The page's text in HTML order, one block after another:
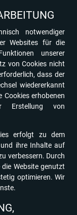
notwendiger
Websites für die
unserer
von Cookies nicht
dass der
wiedererkannt
erhobenen
Erstellung von
erfolgt zu dem
ihre Inhalte auf
verbessern. Durch
Website genutzt
optimieren. Wir